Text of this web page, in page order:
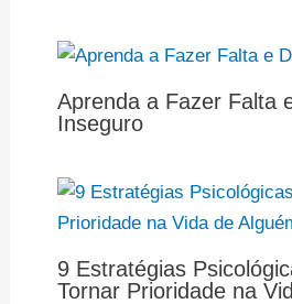
Aprenda a Fazer Falta
Inseguro
9 Estratégias
Tornar Prioridade na